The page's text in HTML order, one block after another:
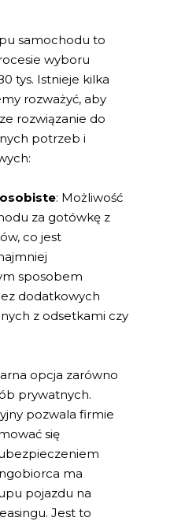
samochodu to
wyboru
tys. Istnieje kilka
rozważyć, aby
rozwiązanie do
potrzeb i
: Możliwość
za gotówkę z
co jest
sposobem
dodatkowych
z odsetkami czy
opcja zarówno
prywatnych.
pozwala firmie
się
ma
pojazdu na
Jest to